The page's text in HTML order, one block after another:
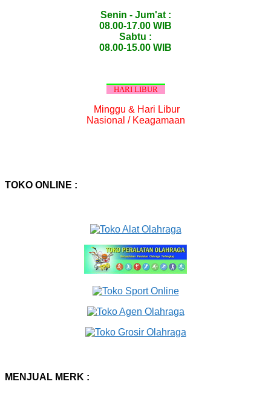
Senin - Jum'at :
08.00-17.00 WIB
Sabtu :
08.00-15.00 WIB
HARI LIBUR
Minggu & Hari Libur
Nasional / Keagamaan
TOKO ONLINE :
MENJUAL MERK :